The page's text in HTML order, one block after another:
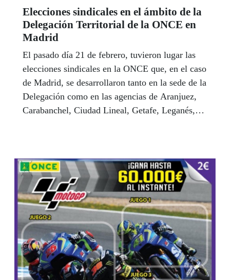
Elecciones sindicales en el ámbito de la
Delegación Territorial de la ONCE en
Madrid
El pasado día 21 de febrero, tuvieron lugar las
elecciones sindicales en la ONCE que, en el caso
de Madrid, se desarrollaron tanto en la sede de la
Delegación como en las agencias de Aranjuez,
Carabanchel, Ciudad Lineal, Getafe, Leganés,